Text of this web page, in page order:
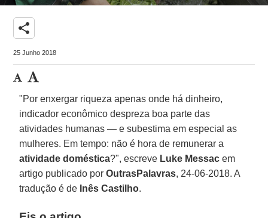
share
25 Junho 2018
"Por enxergar riqueza apenas onde há dinheiro,
indicador econômico despreza boa parte das
atividades humanas — e subestima em especial as
mulheres. Em tempo: não é hora de remunerar a
atividade doméstica?", escreve Luke Messac em
artigo publicado porOutrasPalavras, 24-06-2018. A
tradução é de Inês Castilho.